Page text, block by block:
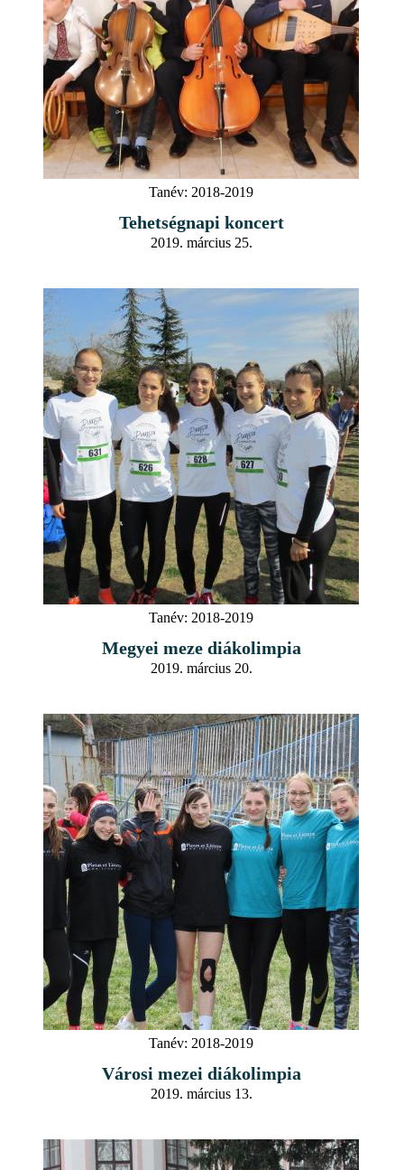
Tanév: 2018-2019
Tehetségnapi koncert
2019. március 25.
Tanév: 2018-2019
Megyei meze diákolimpia
2019. március 20.
Tanév: 2018-2019
Városi mezei diákolimpia
2019. március 13.